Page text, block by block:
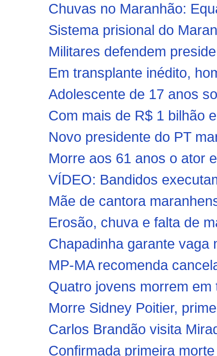
Chuvas no Maranhão:
Sistema prisional do
Militares defendem
Em transplante inédito,
Adolescente de 17 anos
Com mais de R$ 1 bilhão
Novo presidente do PT
Morre aos 61 anos o ator
VÍDEO: Bandidos
Mãe de cantora
Erosão, chuva e falta de
Chapadinha garante vaga
MP-MA recomenda
Quatro jovens morrem
Morre Sidney Poitier,
Carlos Brandão visita
Confirmada primeira